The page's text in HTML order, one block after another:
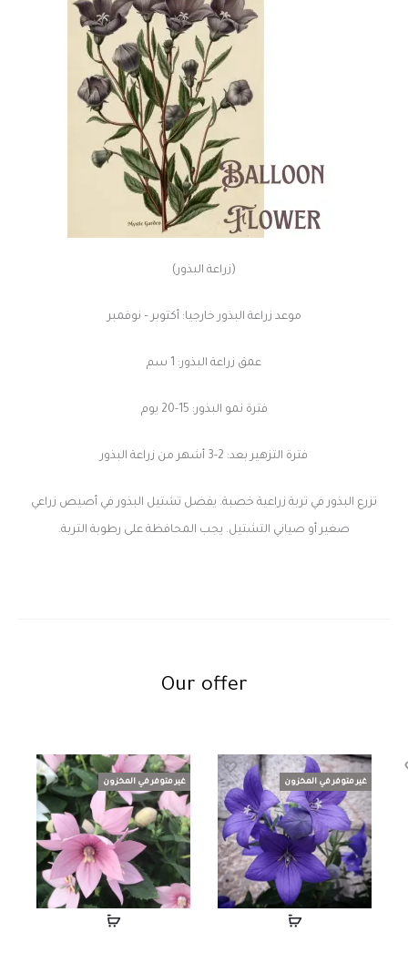
(زراعة البذور)
موعد زراعة البذور خارجيا: أكتوبر – نوفمبر
عمق زراعة البذور: 1 سم
فترة نمو البذور: 15-20 يوم
فترة التزهير بعد: 2-3 أشهر من زراعة البذور
تزرع البذور في تربة زراعية خصبة. يفضل تشتيل البذور في أصيص زراعي
صغير أو صياني التشتيل. يجب المحافظة على رطوبة التربة.
Our offer
غير متوفر في المخزون غير متوفر في المخزون